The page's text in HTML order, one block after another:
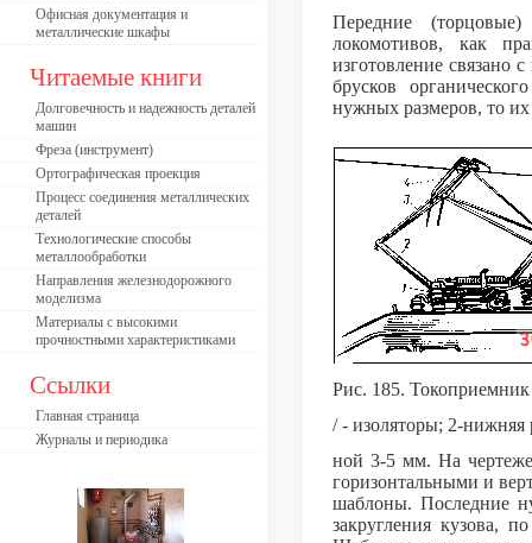
Офисная документация и
металлические шкафы
Читаемые книги
Долговечность и надежность деталей
машин
Фреза (инструмент)
Ортографическая проекция
Процесс соединения металлических
деталей
Технологические способы
металлообработки
Направления железнодорожного
моделизма
Материалы с высокими
прочностными характеристиками
Ссылки
Главная страница
Журналы и периодика
Передние
локомотивов, как
изготовление связано
брусков
нужных размеров, то
Рис. 185. Токоприемник
/ - изоляторы; 2-нижняя
ной 3-5 мм. На чертеже
горизонтальными и
шаблоны. Последние
закругления кузова,